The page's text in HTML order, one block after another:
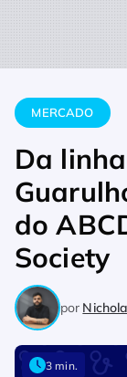
Home Mercado
MERCADO
Da
do
Society
por
3 min.